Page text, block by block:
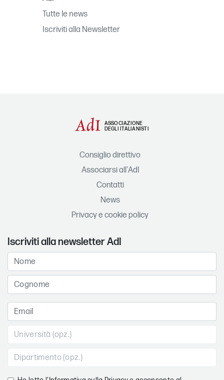
Tutte le news
Iscriviti alla Newsletter
ASSOCIAZIONE
DEGLI ITALIANISTI
Consiglio direttivo
Associarsi all'AdI
Contatti
News
Privacy e cookie policy
Iscriviti alla newsletter AdI